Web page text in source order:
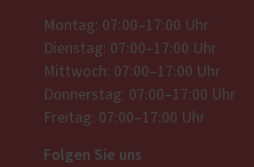
Montag: 07:00–17:00 Uhr
Dienstag: 07:00–17:00 Uhr
Mittwoch: 07:00–17:00 Uhr
Donnerstag: 07:00–17:00 Uhr
Freitag: 07:00–17:00 Uhr
Folgen Sie uns